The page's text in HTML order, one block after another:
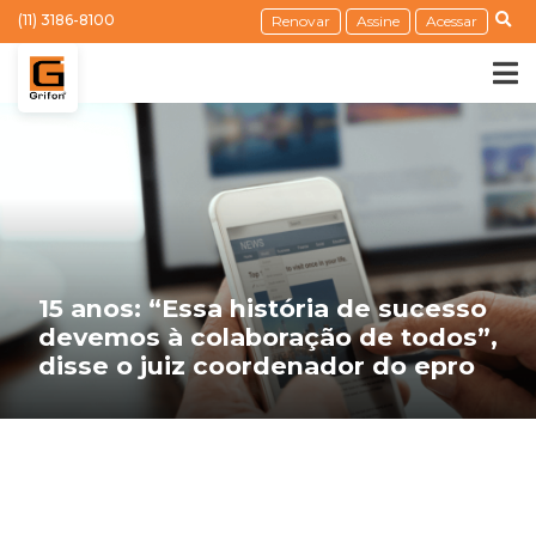
(11) 3186-8100 Renovar Assine Acessar
15 anos: “Essa história de sucesso
devemos à colaboração de todos”,
disse o juiz coordenador do epro